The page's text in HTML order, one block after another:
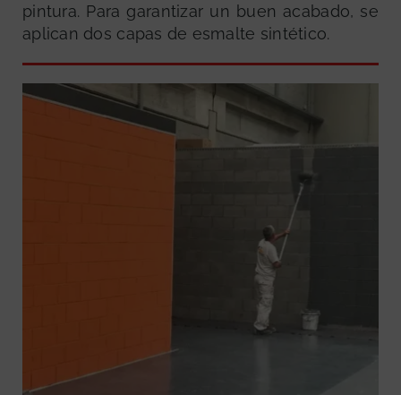
pintura. Para garantizar un buen acabado, se
aplican dos capas de esmalte sintético.